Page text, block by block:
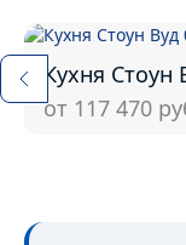
Кухня Стоун
от 117 470